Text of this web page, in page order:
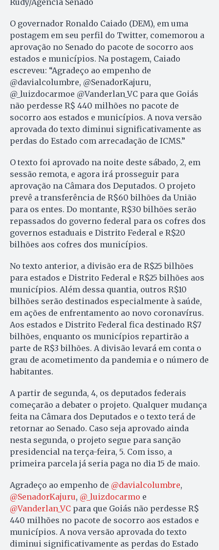
Rudy/Agência Senado
O governador Ronaldo Caiado (DEM), em uma
postagem em seu perfil do Twitter, comemorou a
aprovação no Senado do pacote de socorro aos
estados e municípios. Na postagem, Caiado
escreveu: “Agradeço ao empenho de
@davialcolumbre, @SenadorKajuru,
@_luizdocarmoe @Vanderlan_VC para que Goiás
não perdesse R$ 440 milhões no pacote de
socorro aos estados e municípios. A nova versão
aprovada do texto diminui significativamente as
perdas do Estado com arrecadação de ICMS.”
O texto foi aprovado na noite deste sábado, 2, em
sessão remota, e agora irá prosseguir para
aprovação na Câmara dos Deputados. O projeto
prevê a transferência de R$60 bilhões da União
para os entes. Do montante, R$30 bilhões serão
repassados do governo federal para os cofres dos
governos estaduais e Distrito Federal e R$20
bilhões aos cofres dos municípios.
No texto anterior, a divisão era de R$25 bilhões
para estados e Distrito Federal e R$25 bilhões aos
municípios. Além dessa quantia, outros R$10
bilhões serão destinados especialmente à saúde,
em ações de enfrentamento ao novo coronavírus.
Aos estados e Distrito Federal fica destinado R$7
bilhões, enquanto os municípios repartirão a
parte de R$3 bilhões. A divisão levará em conta o
grau de acometimento da pandemia e o número de
habitantes.
A partir de segunda, 4, os deputados federais
começarão a debater o projeto. Qualquer mudança
feita na Câmara dos Deputados e o texto terá de
retornar ao Senado. Caso seja aprovado ainda
nesta segunda, o projeto segue para sanção
presidencial na terça-feira, 5. Com isso, a
primeira parcela já seria paga no dia 15 de maio.
Agradeço ao empenho de @davialcolumbre,
@SenadorKajuru, @_luizdocarmo e
@Vanderlan_VC para que Goiás não perdesse R$
440 milhões no pacote de socorro aos estados e
municípios. A nova versão aprovada do texto
diminui significativamente as perdas do Estado